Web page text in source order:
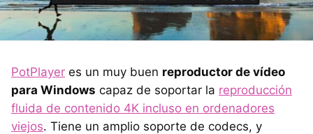
PotPlayer es un muy buen reproductor de vídeo
para Windows capaz de soportar la reproducción
fluida de contenido 4K incluso en ordenadores
viejos. Tiene un amplio soporte de codecs, y